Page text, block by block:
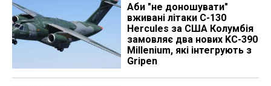
Аби "не доношувати"
вживані літаки C-130
Hercules за США Колумбія
замовляє два нових KC-390
Millenium, які інтегрують з
Gripen